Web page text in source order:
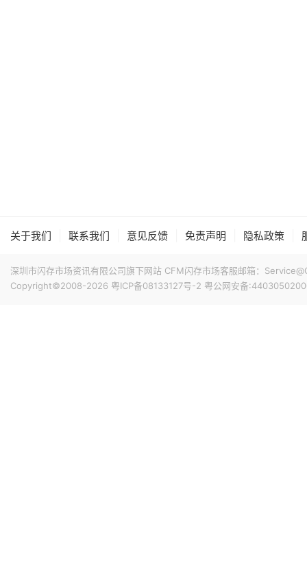
关于我们 联系我们 意见反馈 免责声明 隐私政策
深圳市闪存市场资讯有限公司旗下网站 CFM闪存市场客服邮箱：
Copyright©2008-2026 粤ICP备08133127号-2 粤公网安备